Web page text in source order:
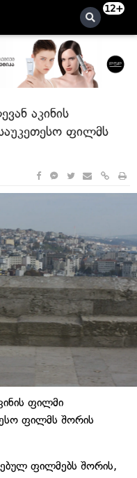
12+
აკინის
ფილმს
ფილმი
ფილმს შორის
ფილმებს შორის,